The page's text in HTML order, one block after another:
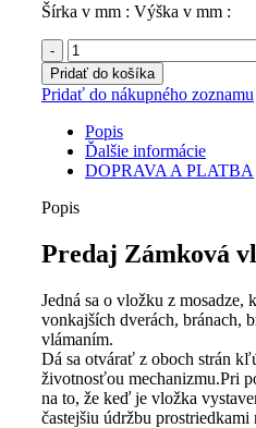
Šírka v mm : Výška v mm :
množstvo
Zámková
vložka
35x35mm.
Pridať do košíka
Pridať do nákupného zoznamu
Popis
Ďalšie informácie
DOPRAVA A PLATBA
Popis
Predaj Zámková
Jedná sa o vložku z mosadze,
vonkajších dverách, bránach,
vlámaním.
Dá sa otvárať z oboch strán
životnosťou mechanizmu.Pri
na to, že keď je vložka
častejšiu údržbu